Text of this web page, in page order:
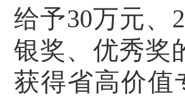
给予30万元、
银奖、优秀奖
获得省高价值